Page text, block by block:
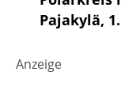
Pajakylä,
Anzeige